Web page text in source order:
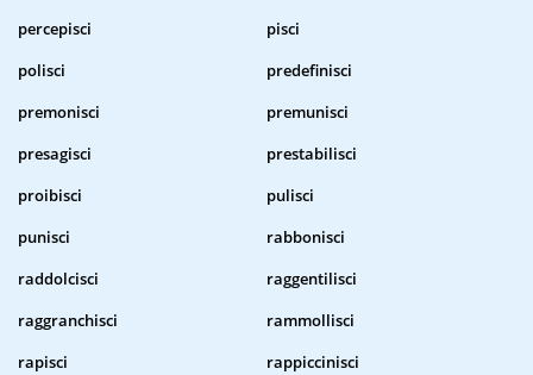
percepisci
pisci
polisci
predefinisci
premonisci
premunisci
presagisci
prestabilisci
proibisci
pulisci
punisci
rabbonisci
raddolcisci
raggentilisci
raggranchisci
rammollisci
rapisci
rappiccinisci